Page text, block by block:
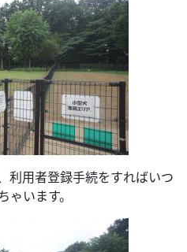
利用者登録手続をすればいつ
います。